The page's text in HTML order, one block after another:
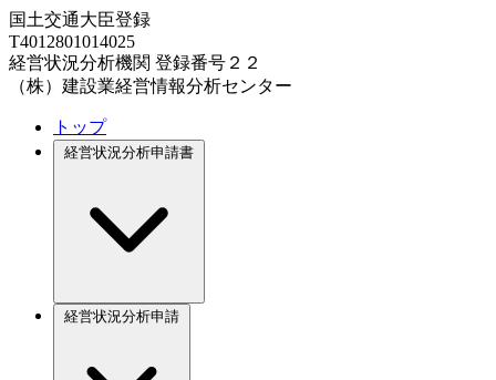
国土交通大臣登録
T4012801014025
経営状況分析機関 登録番号２２
（株）建設業経営情報分析センター
トップ
経営状況分析申請書
経営状況分析申請